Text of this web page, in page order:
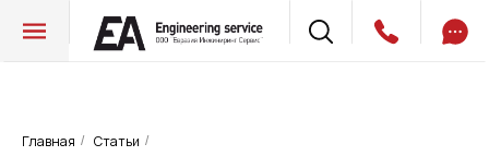
Главная / Статьи /